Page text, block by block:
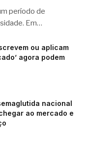
período de
Em…
ou aplicam
agora podem
nacional
ao mercado e